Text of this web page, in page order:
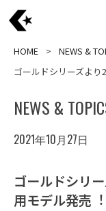
HOME
NEWS &
ゴールドシリーズより
NEWS &
2021年10月27日
ゴールドシリ
⽤モデル発売︕